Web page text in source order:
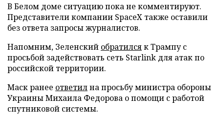
В Белом доме ситуацию пока не комментируют.
Представители компании SpaceX также оставили
без ответа запросы журналистов.
Напомним, Зеленский обратилсяк Трампу с
просьбой задействовать сеть Starlink для атак по
российской территории.
Маск ранее ответилна просьбу министра обороны
Украины Михаила Федорова о помощи с работой
спутниковой системы.